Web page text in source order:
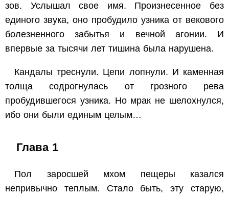
зов. Услышал свое имя. Произнесенное без
единого звука, оно пробудило узника от векового
болезненного забытья и вечной агонии. И
впервые за тысячи лет тишина была нарушена.
Кандалы треснули. Цепи лопнули. И каменная
толща содрогнулась от грозного рева
пробудившегося узника. Но мрак не шелохнулся,
ибо они были единым целым…
Глава 1
Пол заросшей мхом пещеры казался
непривычно теплым. Стало быть, эту старую,